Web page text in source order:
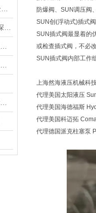
防爆阀、SUN调压阀
SUN创(浮动式)插式
SUN插式阀最显着的
或检查插式阀，不必
SUN插式阀内部工作
上海然海液压机械科
代理美国太阳液压
代理美国海德福斯
代理美国科迈拓
代理德国派克柱塞泵